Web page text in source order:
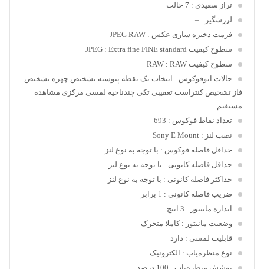
تراز سفیدی : 7 حالت
لرزشگیر : –
فرمت ذخیره سازی عکس : JPEG RAW
سطوح کیفیت JPEG : Extra fine FINE standard
سطوح کیفیت RAW : RAW
حالات اتوفوکوس : انتخاب تک نقطه پیوسته تشخیص چهره تشخیص
فاز تشخیص کنتراست تعقیبی تکی چندناحیه لمسی مرکزی مشاهده
مستقیم
تعداد نقاط فوکوس : 693
نصب لنز : Sony E Mount
حداقل فاصله فوکوس : با توجه به نوع لنز
حداقل فاصله کانونی : با توجه به نوع لنز
حداکثر فاصله کانونی : با توجه به نوع لنز
ضریب فاصله کانونی : 1 برابر
اندازه مانیتور : 3 اینچ
وضعیت مانیتور : کاملا متحرک
قابلیت لمسی : دارد
نوع منظره‌یاب : الکترونیک